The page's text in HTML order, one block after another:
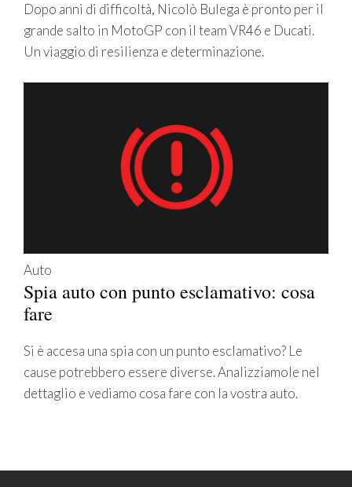
Dopo anni di difficoltà, Nicolò Bulega è pronto per il
grande salto in MotoGP con il team VR46 e Ducati.
Un viaggio di resilienza e determinazione.
Auto
Spia auto con punto esclamativo: cosa
fare
Si è accesa una spia con un punto esclamativo? Le
cause potrebbero essere diverse. Analizziamole nel
dettaglio e vediamo cosa fare con la vostra auto.